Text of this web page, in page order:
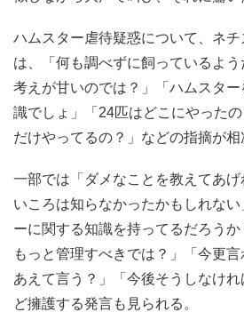
ハムスター虐待疑惑について、ネ
は、「何も調べずに飼っているよ
考えが甘いのでは？」「ハムスタ
識でしょ」「24匹はどこにやった
だけやってるの？」などの指摘が相
一部では「ダメなことを教えてあ
いころは知らなかったかもしれな
ーに関する知識を持ってるだろう
もっと管理すべきでは？」「今更
あえて言う？」「今後そうしなけ
ど擁護する発言も見られる。